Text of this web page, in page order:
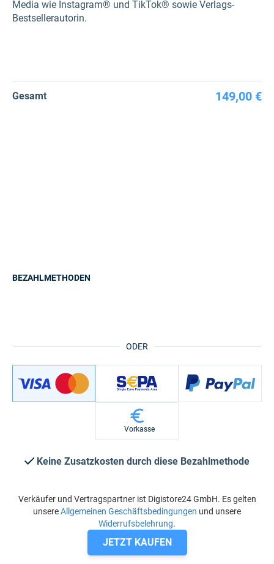
Media wie Instagram® und TikTok® sowie Verlags-
Bestsellerautorin.
Gesamt 149,00 €
ODER
BEZAHLMETHODEN
Vorkasse
Keine Zusatzkosten durch diese Bezahlmethode
Verkäufer und Vertragspartner ist Digistore24 GmbH. Es gelten
unsereAllgemeinen Geschäftsbedingungen und unsere
Widerrufsbelehrung.
JETZT KAUFEN